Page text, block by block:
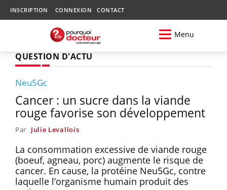
INSCRIPTION CONNEXION CONTACT
Menu
QUESTION D'ACTU
Neu5Gc
Cancer : un sucre dans la viande
rouge favorise son développement
Par Julie Levallois
La consommation excessive de viande rouge
(boeuf, agneau, porc) augmente le risque de
cancer. En cause, la protéine Neu5Gc, contre
laquelle l’organisme humain produit des